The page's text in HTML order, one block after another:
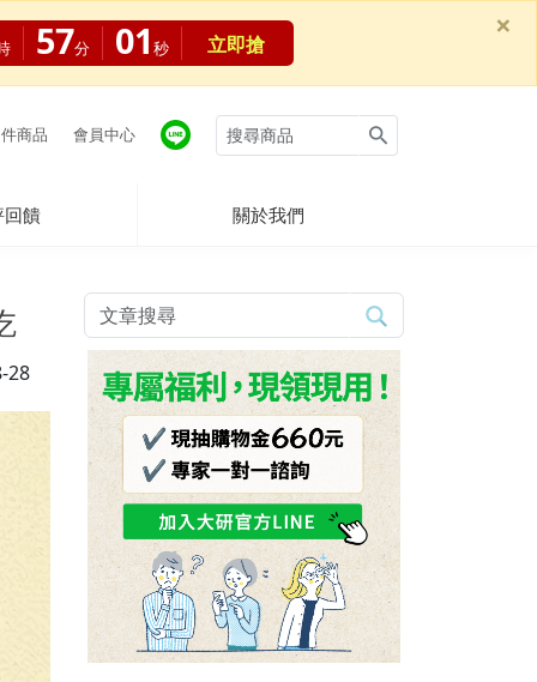
商品 會員中心
回饋 關於我們
28
56分 59 秒 立即搶
×